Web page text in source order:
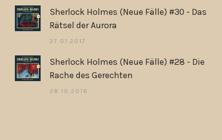
Sherlock Holmes (Neue Fälle) #30 - Das
Rätsel der Aurora
27.01.2017
Sherlock Holmes (Neue Fälle) #28 - Die
Rache des Gerechten
28.10.2016